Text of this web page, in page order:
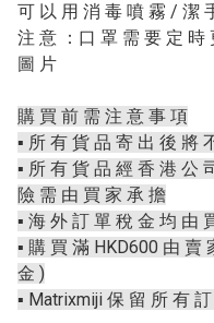
可 以 用 消 毒 噴 霧 / 潔
注 意 ：口 罩 需 要 定 時
圖 片
購 買 前 需 注 意 事 項
▪️ 所 有 貨 品 寄 出 後 將
▪️ 所 有 貨 品 經 香 港 公
險 需 由 買 家 承 擔
▪️ 海 外 訂 單 稅 金 均 由
▪️ 購 買 滿 HKD600 由 賣
金 )
▪️ Matrixmiji 保 留 所 有